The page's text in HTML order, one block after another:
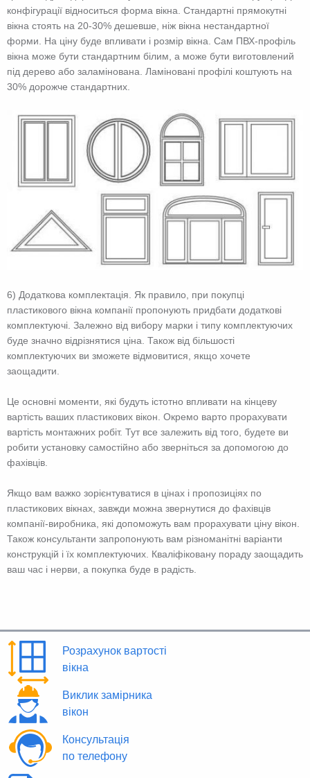
конфігурації відноситься форма вікна. Стандартні прямокутні
вікна стоять на 20-30% дешевше, ніж вікна нестандартної
форми. На ціну буде впливати і розмір вікна. Сам ПВХ-профіль
вікна може бути стандартним білим, а може бути виготовлений
під дерево або заламінована. Ламіновані профілі коштують на
30% дорожче стандартних.
6) Додаткова комплектація. Як правило, при покупці
пластикового вікна компанії пропонують придбати додаткові
комплектуючі. Залежно від вибору марки і типу комплектуючих
буде значно відрізнятися ціна. Також від більшості
комплектуючих ви зможете відмовитися, якщо хочете
заощадити.
Це основні моменти, які будуть істотно впливати на кінцеву
вартість ваших пластикових вікон. Окремо варто прорахувати
вартість монтажних робіт. Тут все залежить від того, будете ви
робити установку самостійно або зверніться за допомогою до
фахівців.
Якщо вам важко зорієнтуватися в цінах і пропозиціях по
пластикових вікнах, завжди можна звернутися до фахівців
компанії-виробника, які допоможуть вам прорахувати ціну вікон.
Також консультанти запропонують вам різноманітні варіанти
конструкцій і їх комплектуючих. Кваліфіковану пораду заощадить
ваш час і нерви, а покупка буде в радість.
Розрахунок вартості
вікна
Виклик замірника
вікон
Консультація
по телефону